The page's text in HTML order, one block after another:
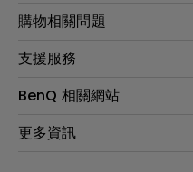
投影機
智慧照明
專業拍物視訊鏡頭
最新產品與活動
尋找銷售據點
會員綁定LINE教學
購物相關問題
第一次購物就上手
延長保固購買
贈品兌換網站首頁
支援服務
服務公告
保固條例
BenQ 相關網站
專業商用解決方案
更多資訊